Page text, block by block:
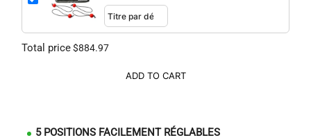
Total price$884.97
ADD TO CART
5 POSITIONS FACILEMENT RÉGLABLES